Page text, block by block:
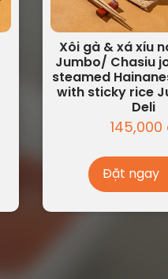
Xôi gà & xá xíu
Jumbo/ Chasiu
steamed
with sticky rice
Deli
145,000
Đặt ngay